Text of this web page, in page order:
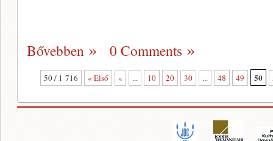
Bővebben 0 Comments
50 / 1 716 « Első « ... 10 20 30 ... 48 49 50